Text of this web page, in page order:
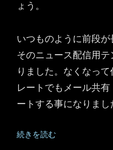
ょう。
いつものように前段が
そのニュース配信用
りました。なくなっ
レートでもメール共
ートする事になりまし
“SharePoint ：ニューステ
続きを読む